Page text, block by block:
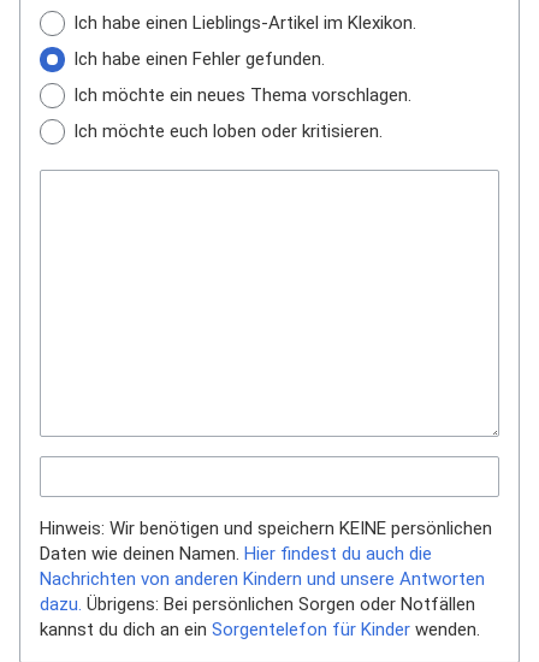
Ich habe einen Lieblings-Artikel im Klexikon.
Ich habe einen Fehler gefunden.
Ich möchte ein neues Thema vorschlagen.
Ich möchte euch loben oder kritisieren.
Hinweis: Wir benötigen und speichern KEINE persönlichen
Daten wie deinen Namen. Hier findest du auch die
Nachrichten von anderen Kindern und unsere Antworten
dazu. Übrigens: Bei persönlichen Sorgen oder Notfällen
kannst du dich an ein Sorgentelefon für Kinder wenden.